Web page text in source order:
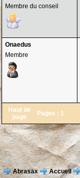
Membre du conseil
Onaedus
Membre
Haut de
page
Pages : 1
Abrasax Accueil